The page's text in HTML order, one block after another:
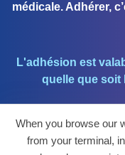
médicale. Adhérer,
L'adhésion est
quelle que soit
When you browse our
from your terminal,